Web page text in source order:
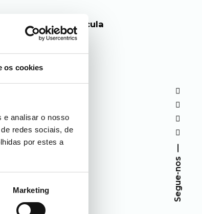
os cookies
e analisar o nosso
redes sociais, de
por estes a
Marketing Segue-nos